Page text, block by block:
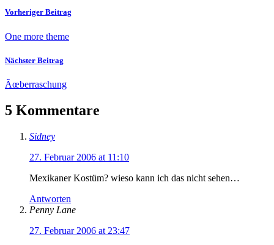
Vorheriger Beitrag
One more theme
Nächster Beitrag
Ãœberraschung
5 Kommentare
Sidney
27. Februar 2006 at 11:10
Mexikaner Kostüm? wieso kann ich das nicht sehen…
Antworten
Penny Lane
27. Februar 2006 at 23:47